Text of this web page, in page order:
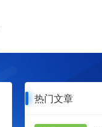
热门文章